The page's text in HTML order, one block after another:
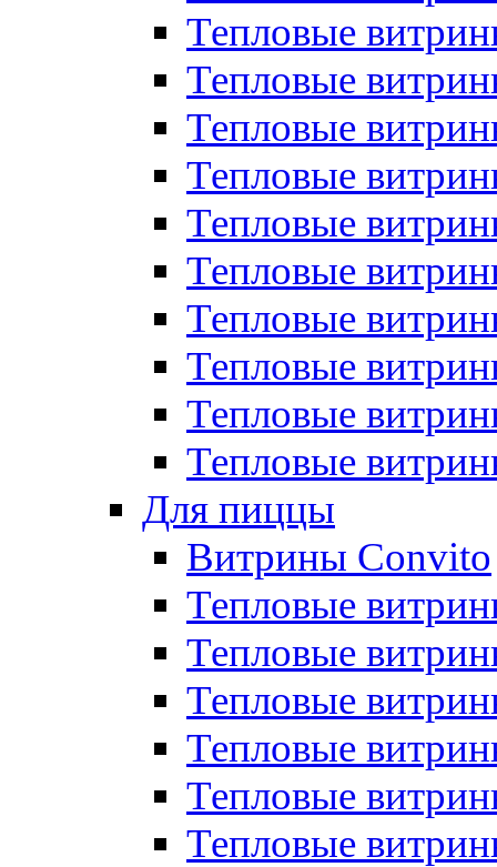
Тепловые
Тепловые
Тепловые
Тепловые
Тепловые
Тепловые
Тепловые
Тепловые
Тепловые
Тепловые
Для пиццы
Витрины Convito
Тепловые
Тепловые
Тепловые
Тепловые
Тепловые
Тепловые